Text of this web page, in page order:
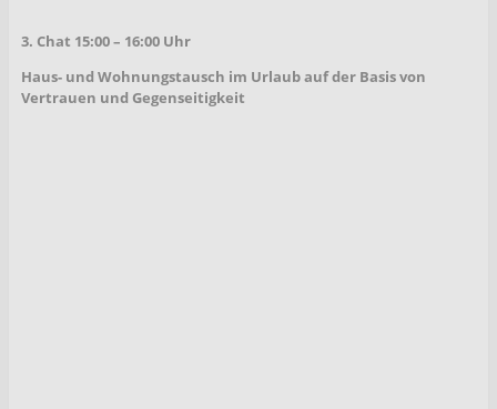
3. Chat 15:00 – 16:00 Uhr
Haus- und Wohnungstausch im Urlaub auf der Basis von
Vertrauen und Gegenseitigkeit